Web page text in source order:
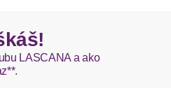
LASCANA a ako